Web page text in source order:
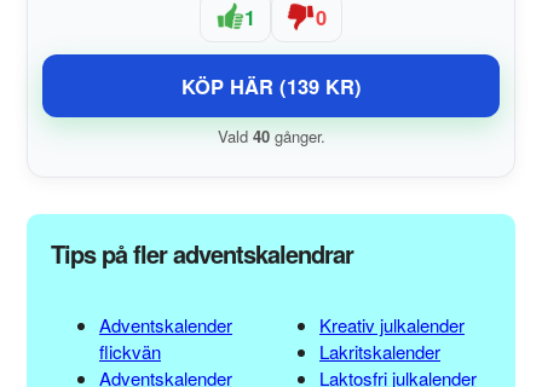
1 0
KÖP HÄR (139 KR)
Vald 40gånger.
Tips på fler adventskalendrar
Adventskalender
flickvän
Adventskalender
Kreativ julkalender
Lakritskalender
Laktosfri julkalender